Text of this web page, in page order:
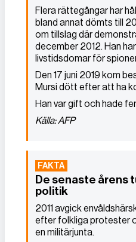
Flera rättegångar har
bland annat dömts till
om tillslag där
december 2012. Han
livstidsdomar för
Den 17 juni 2019 kom
Mursi dött efter att ha
Han var gift och hade
Källa: AFP
De senaste årens
politik
2011 avgick
efter folkliga protester
en militärjunta.